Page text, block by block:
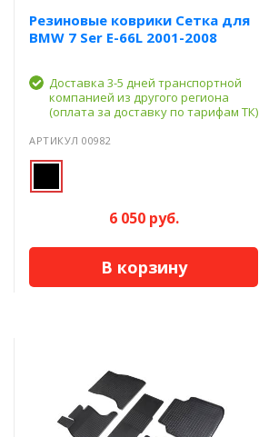
Резиновые коврики Сетка для
BMW 7 Ser E-66L 2001-2008
Доставка 3-5 дней транспортной
компанией из другого региона
(оплата за доставку по тарифам ТК)
АРТИКУЛ 00982
6 050 руб.
В корзину